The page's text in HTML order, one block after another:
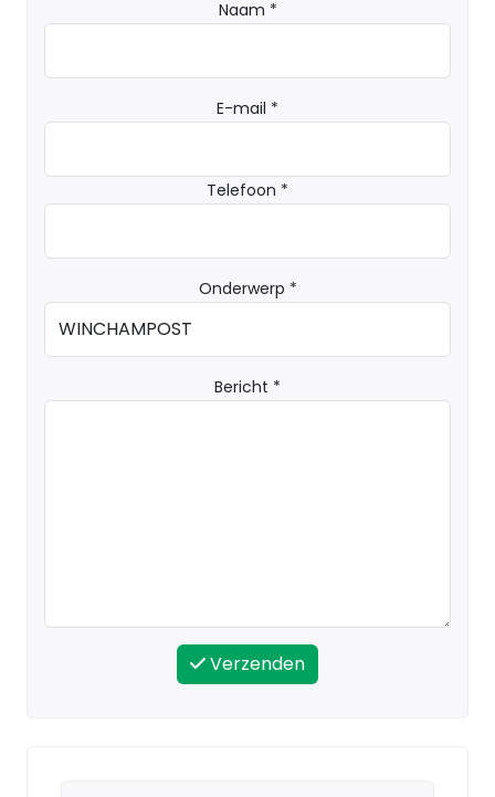
Naam *
E-mail *
Telefoon *
Onderwerp *
Bericht *
Verzenden